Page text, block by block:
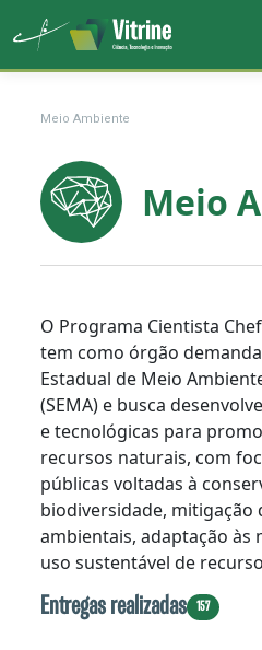
Meio Ambiente
Meio
O Programa Cientista
tem como órgão
Estadual de Meio
(SEMA) e busca
e tecnológicas para
recursos naturais, com
públicas voltadas à
biodiversidade, mitigação
ambientais, adaptação às
uso sustentável de
Entregas realizadas 157